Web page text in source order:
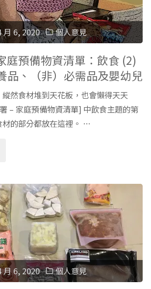
月 6, 2020 個人意見
庭預備物資清單：飲食 (2)
品、（非）必需品及嬰幼兒
然食材堆到天花板，也會懶得天天
– 家庭預備物資清單] 中飲食主題的第
材的部分都放在這裡。 …
月 6, 2020 個人意見